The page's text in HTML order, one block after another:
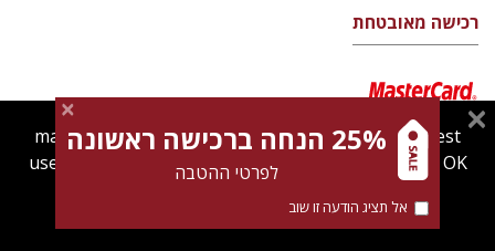
רכישה מאובטחת
magnespress.co.il uses cookies to give you the best
user experience. Using this website means you're OK
Find out more about ourcookies policy
25% הנחה ברכישה ראשונה
לפרטי ההטבה
אל תציג הודעה זו שוב